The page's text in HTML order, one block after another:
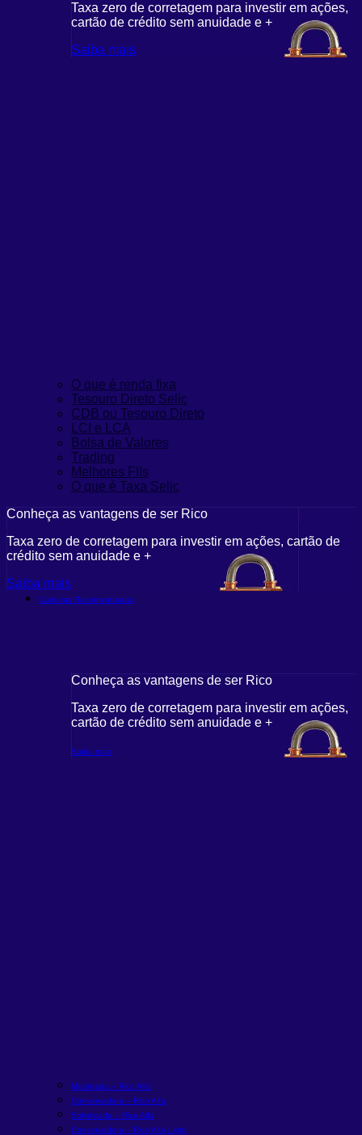
Taxa zero de corretagem para investir em ações,
cartão de crédito sem anuidade e +
Saiba mais
O que é renda fixa
Tesouro Direto Selic
CDB ou Tesouro Direto
LCI e LCA
Bolsa de Valores
Trading
Melhores FIIs
O que é Taxa Selic
Conheça as vantagens de ser Rico
Taxa zero de corretagem para investir em ações, cartão de
crédito sem anuidade e +
Saiba mais
Carteiras Recomendadas
Conheça as vantagens de ser Rico
Taxa zero de corretagem para investir em ações,
cartão de crédito sem anuidade e +
Saiba mais
Moderada – Rico Alfa
Conservadora – Rico Alfa
Sofisticada – Rico Alfa
Conservadora – Rico Alfa Light